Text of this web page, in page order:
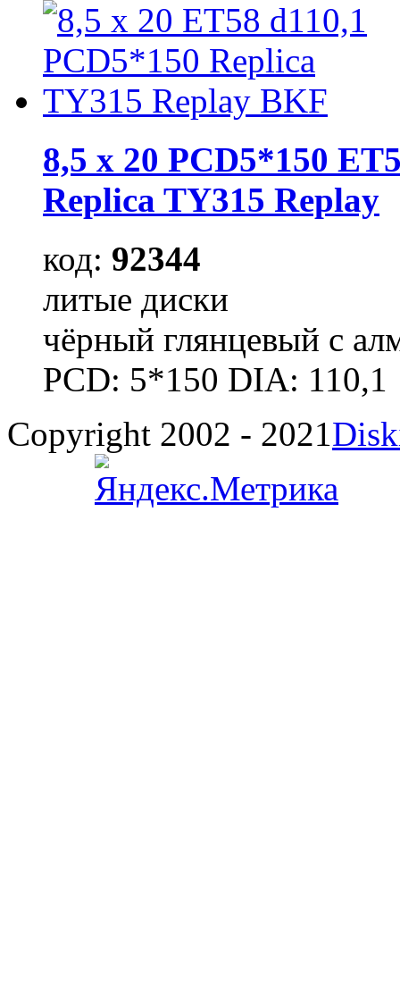
8,5 x 20 PCD5*150
Replica TY315 Replay
код: 92344
литые диски
чёрный глянцевый с
PCD: 5*150 DIA: 110,1
Copyright 2002 - 2021